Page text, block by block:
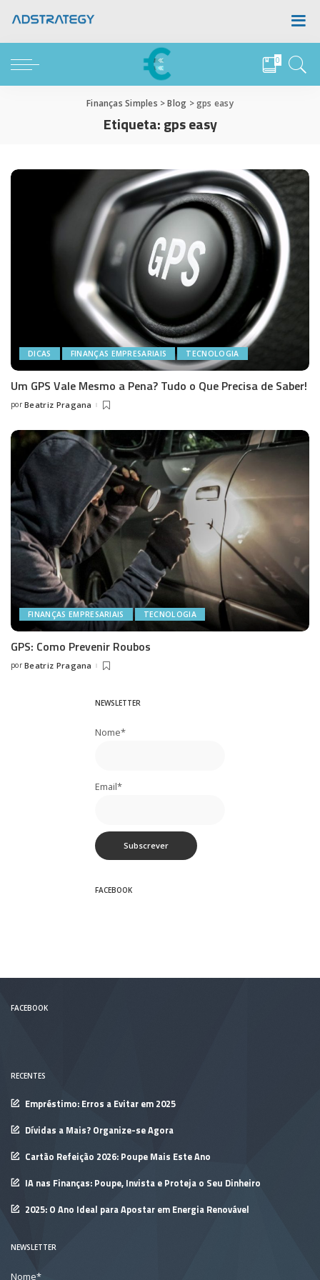
0
Finanças Simples >Blog >gps easy
Etiqueta:gps easy
DICAS FINANÇAS EMPRESARIAIS TECNOLOGIA
Um GPS Vale Mesmo a Pena? Tudo o Que Precisa de Saber!
Posted
por Beatriz Pragana
FINANÇAS EMPRESARIAIS TECNOLOGIA
GPS: Como Prevenir Roubos
Posted
por Beatriz Pragana
NEWSLETTER
Nome*
Email*
FACEBOOK
FACEBOOK
RECENTES
Empréstimo: Erros a Evitar em 2025
Dívidas a Mais? Organize-se Agora
Cartão Refeição 2026: Poupe Mais Este Ano
IA nas Finanças: Poupe, Invista e Proteja o Seu Dinheiro
2025: O Ano Ideal para Apostar em Energia Renovável
NEWSLETTER
Nome*